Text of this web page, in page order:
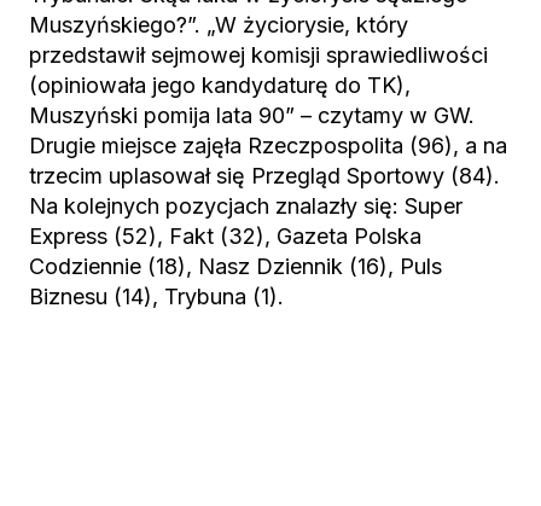
Muszyńskiego?”. „W życiorysie, który
przedstawił sejmowej komisji sprawiedliwości
(opiniowała jego kandydaturę do TK),
Muszyński pomija lata 90” – czytamy w GW.
Drugie miejsce zajęła Rzeczpospolita (96), a na
trzecim uplasował się Przegląd Sportowy (84).
Na kolejnych pozycjach znalazły się: Super
Express (52), Fakt (32), Gazeta Polska
Codziennie (18), Nasz Dziennik (16), Puls
Biznesu (14), Trybuna (1).